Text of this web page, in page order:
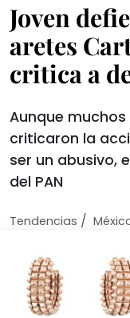
Joven
aretes
critica a
Aunque
criticaron la
ser un abusivo,
del PAN
Tendencias /